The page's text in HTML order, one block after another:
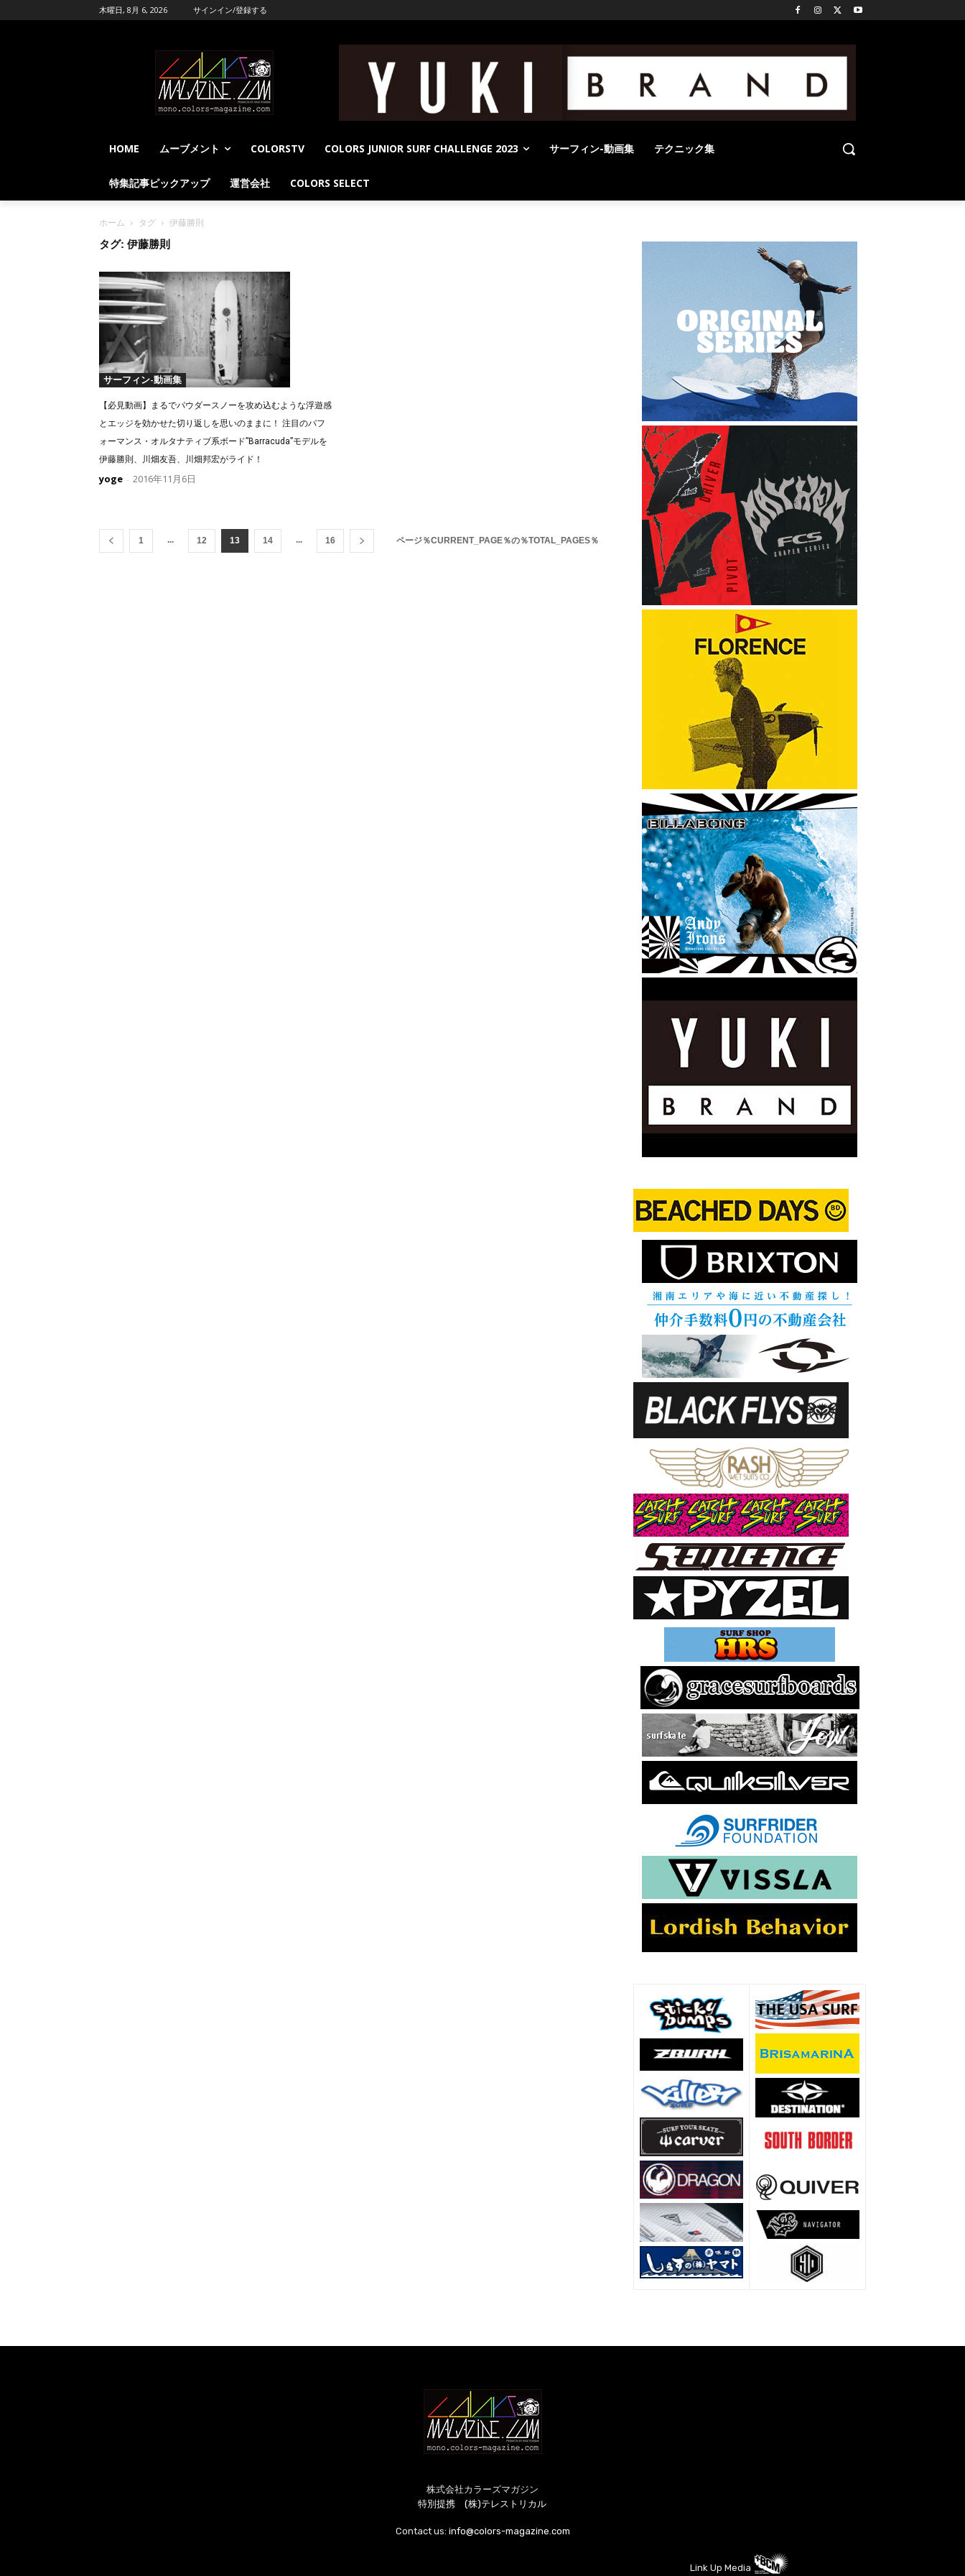
木曜日, 8月 6, 2026 サインイン/登録する
HOME ムーブメント COLORSTV COLORS JUNIOR SURF CHALLENGE 2023 サーフィン-動画集 テクニック集
特集記事ピックアップ 運営会社 COLORS SELECT
ホーム タグ
伊藤勝則
タグ: 伊藤勝則
サーフィン-動画集
【必見動画】まるでパウダースノーを攻め込むような浮遊感
とエッジを効かせた切り返しを思いのままに！ 注目のパフ
ォーマンス・オルタナティブ系ボード”Barracuda”モデルを
伊藤勝則、川畑友吾、川畑邦宏がライド！
yoge - 2016年11月6日
1 ... 12 13 14 ... 16 ページ％CURRENT_PAGE％の％TOTAL_PAGES％
株式会社カラーズマガジン
特別提携 (株)テレストリカル
Contact us: info@colors-magazine.com
Link Up Media